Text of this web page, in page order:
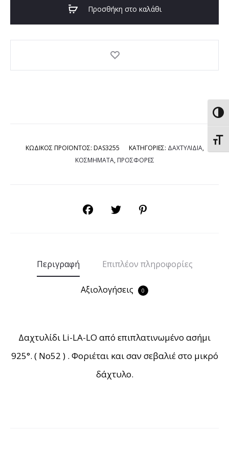
Προσθήκη στο καλάθι
ΚΩΔΙΚΟΣ ΠΡΟΪΟΝΤΟΣ: DAS3255 ΚΑΤΗΓΟΡΙΕΣ: ΔΑΧΤΥΛΙΔΙΑ,
ΚΟΣΜΗΜΑΤΑ, ΠΡΟΣΦΟΡΕΣ
SHARE
Περιγραφή Επιπλέον πληροφορίες
Αξιολογήσεις 0
Δαχτυλίδι Li-LA-LO από επιπλατινωμένο ασήμι
925°. ( Νο52 ) . Φοριέται και σαν σεβαλιέ στο μικρό
δάχτυλο.